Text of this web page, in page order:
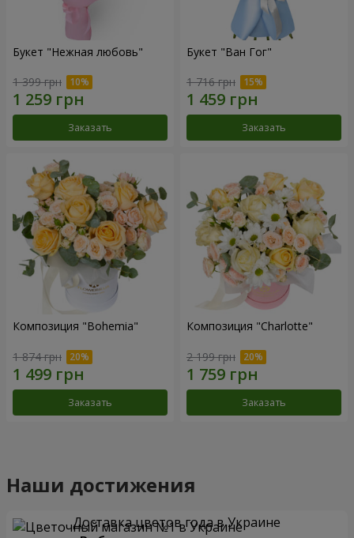
Букет "Нежная любовь"
1 399 грн
Заказать
Букет "Ван Гог"
1 716 грн
Заказать
Композиция "Bohemia"
1 874 грн
Заказать
Композиция "Charlotte"
2 199 грн
Заказать
Наши достижения
Доставка цветов года в Украине